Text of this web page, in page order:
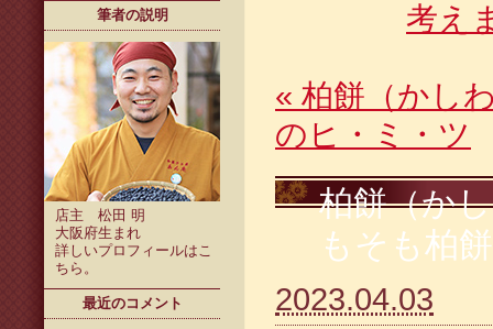
筆者の説明
店主 松田 明
大阪府生まれ
詳しいプロフィールはこ
ちら 。
最近のコメント
考え
« 柏餅（かし
のヒ・ミ・ツ
柏餅（か
もそも柏
2023.04.03